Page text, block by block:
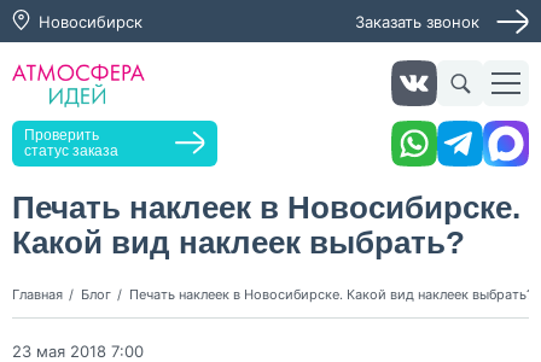
Новосибирск Заказать звонок
Проверить
статус заказа
Печать наклеек в Новосибирске.
Какой вид наклеек выбрать?
Главная Блог Печать наклеек в Новосибирске. Какой вид наклеек выбрать?
23 мая 2018 7:00
Заказать звонок
Нажимая кнопку "Оставить заявку", я даю согласие на
обработку персональных данных и согласие с политикой
Нажимая на кнопку, я даю согласие на получение